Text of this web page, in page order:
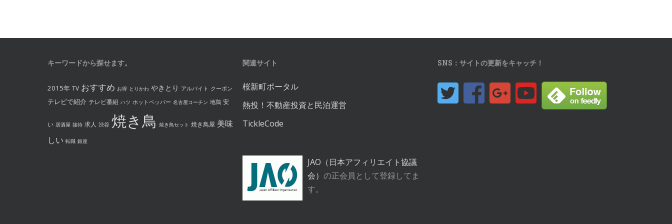
キーワードから探せます。
2015年 TV おすすめ お得 とりかわ やきとり アルバイト クーポン
テレビで紹介 テレビ番組 ハツ ホットペッパー 名古屋コーチン 地鶏 安
い 居酒屋 接待 求人 渋谷 焼き鳥 焼き鳥セット 焼き鳥屋 美味
しい 転職 銀座
関連サイト
桜新町ポータル
熱投！不動産投資と民泊運営
TickleCode
JAO（日本アフィリエイト協議
会） の正会員として登録してま
す。
SNS：サイトの更新をキャッチ！